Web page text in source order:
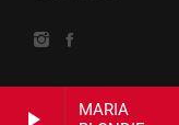
play_arrow
MARIA